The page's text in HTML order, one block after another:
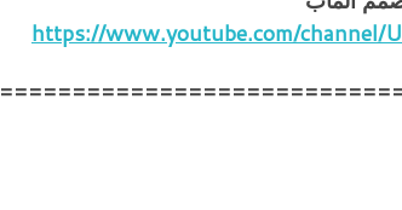
https://www.youtube.com/channel/